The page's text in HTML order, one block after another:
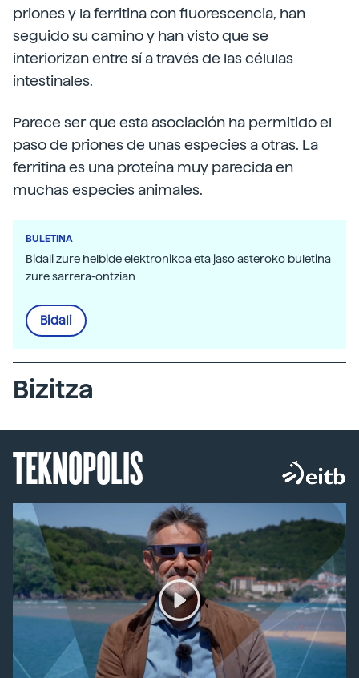
priones y la ferritina con fluorescencia, han
seguido su camino y han visto que se
interiorizan entre sí a través de las células
intestinales.
Parece ser que esta asociación ha permitido el
paso de priones de unas especies a otras. La
ferritina es una proteína muy parecida en
muchas especies animales.
BULETINA
Bidali zure helbide elektronikoa eta jaso asteroko buletina
zure sarrera-ontzian
Bidali
Bizitza
TEKNOPOLIS